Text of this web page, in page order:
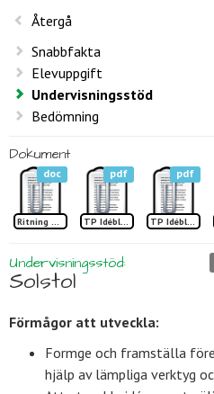
Återgå
Snabbfakta
Elevuppgift
Undervisningsstöd
Bedömning
Dokument
doc
Ritning Solstol
pdf
TP Idéblad sid 1 Solstol
pdf
TP Idéblad sid 2 Solstol
Undervisningsstöd:
Solstol
Förmågor att utveckla:
Formge och framställa
hjälp av lämpliga verktyg